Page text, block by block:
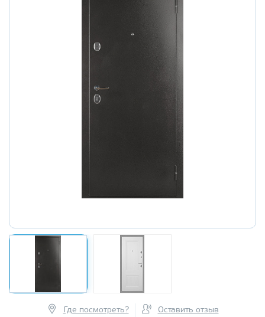
Где посмотреть? Оставить отзыв